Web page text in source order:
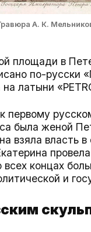
А. К.
площади в
по-русски
латыни
первому
была женой
взяла власть
всех концах
и